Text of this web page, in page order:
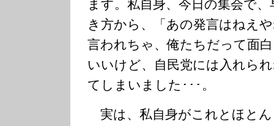
ます。私自身、今日の集会で
き方から、「あの発言はねえ
言われちゃ、俺たちだって面
いいけど、自民党には入れら
てしまいました･･･。
実は、私自身がこれとほと